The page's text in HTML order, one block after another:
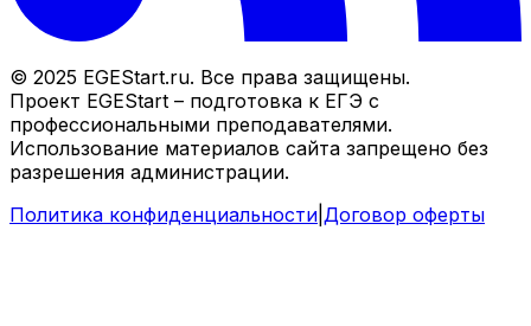
© 2025 EGEStart.ru. Все права защищены.
Проект EGEStart – подготовка к ЕГЭ с
профессиональными преподавателями.
Использование материалов сайта запрещено без
разрешения администрации.
Политика конфиденциальности Договор оферты